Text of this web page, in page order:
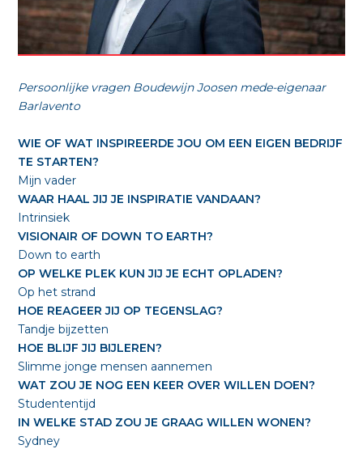
Persoonlijke vragen Boudewijn Joosen mede-eigenaar
Barlavento
WIE OF WAT INSPIREERDE JOU OM EEN EIGEN BEDRIJF
TE STARTEN?
Mijn vader
WAAR HAAL JIJ JE INSPIRATIE VANDAAN?
Intrinsiek
VISIONAIR OF DOWN TO EARTH?
Down to earth
OP WELKE PLEK KUN JIJ JE ECHT OPLADEN?
Op het strand
HOE REAGEER JIJ OP TEGENSLAG?
Tandje bijzetten
HOE BLIJF JIJ BIJLEREN?
Slimme jonge mensen aannemen
WAT ZOU JE NOG EEN KEER OVER WILLEN DOEN?
Studententijd
IN WELKE STAD ZOU JE GRAAG WILLEN WONEN?
Sydney